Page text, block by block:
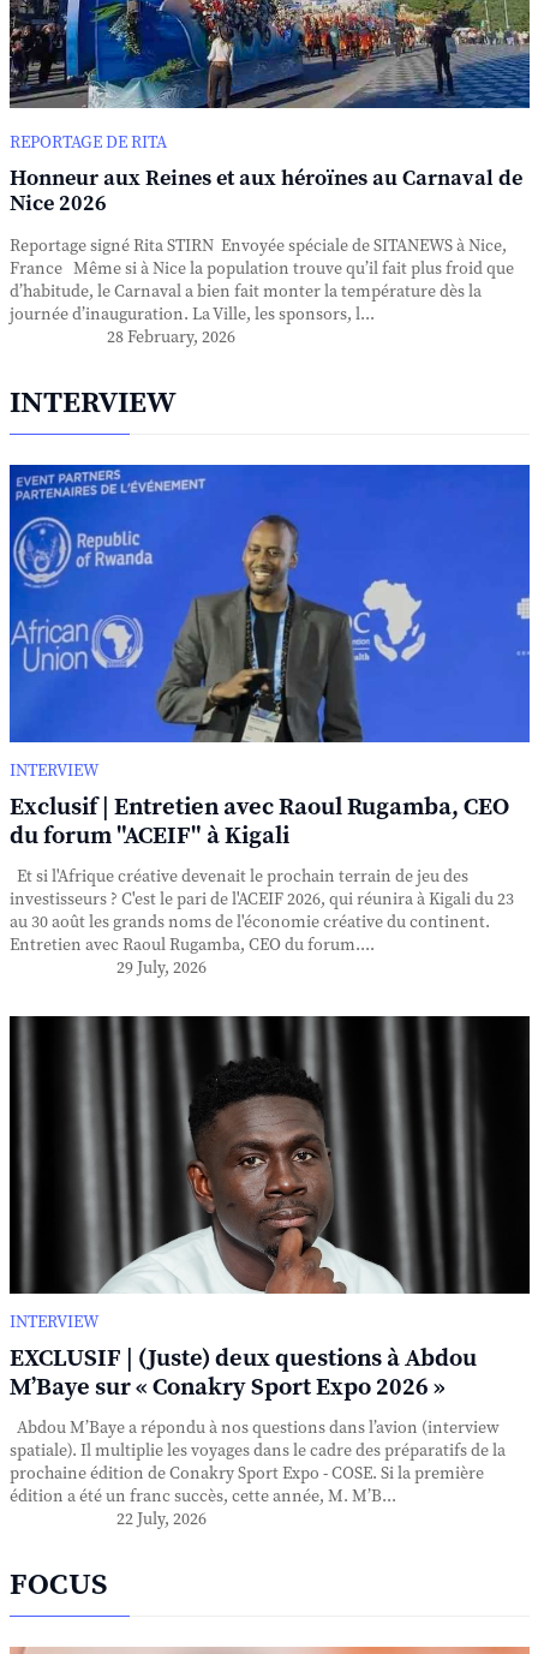
REPORTAGE DE RITA
Honneur aux Reines et aux héroïnes au Carnaval de
Nice 2026
Reportage signé Rita STIRN Envoyée spéciale de SITANEWS à Nice,
France Même si à Nice la population trouve qu’il fait plus froid que
d’habitude, le Carnaval a bien fait monter la température dès la
journée d’inauguration. La Ville, les sponsors, l...
28 February, 2026
INTERVIEW
INTERVIEW
Exclusif | Entretien avec Raoul Rugamba, CEO
du forum "ACEIF" à Kigali
Et si l'Afrique créative devenait le prochain terrain de jeu des
investisseurs ? C'est le pari de l'ACEIF 2026, qui réunira à Kigali du 23
au 30 août les grands noms de l'économie créative du continent.
Entretien avec Raoul Rugamba, CEO du forum....
29 July, 2026
INTERVIEW
EXCLUSIF | (Juste) deux questions à Abdou
M’Baye sur « Conakry Sport Expo 2026 »
Abdou M’Baye a répondu à nos questions dans l’avion (interview
spatiale). Il multiplie les voyages dans le cadre des préparatifs de la
prochaine édition de Conakry Sport Expo - COSE. Si la première
édition a été un franc succès, cette année, M. M’B...
22 July, 2026
FOCUS